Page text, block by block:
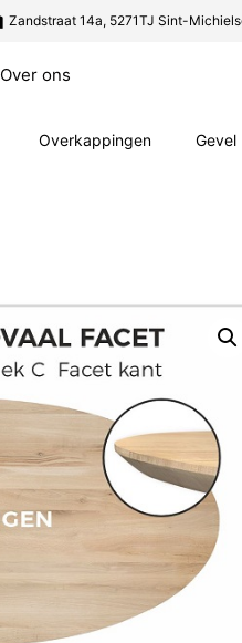
Zandstraat 14a, 5271TJ Sint-
Over ons
Overkappingen Gevel